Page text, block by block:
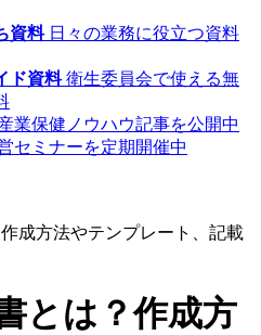
資料日々の業務に役立つ資料
ド資料衛生委員会で使える無
業保健ノウハウ記事を公開中
セミナーを定期開催中
成方法やテンプレート、記載
とは？作成方